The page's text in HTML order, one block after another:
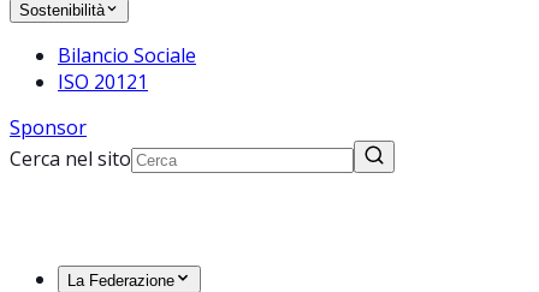
Sostenibilità
Bilancio Sociale
ISO 20121
Sponsor
Cerca nel sito
La Federazione